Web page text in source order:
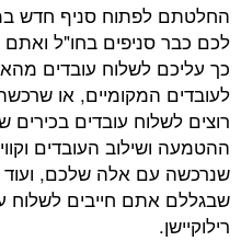
החלטתם לפתוח סניף חדש
לכם כבר סניפים בחו"ל ואתם
כך עליכם לשלוח עובדים
לעובדים המקומיים, או
רוצים לשלוח עובדים
ההטמעה ושילוב העובדים
שנרכשה עם אלה שלכם, ועוד
שבגללם אתם חייבים לשלוח
רילוקיישן.